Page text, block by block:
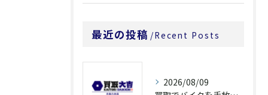
最近の投稿 Recent Posts
2026/08/09